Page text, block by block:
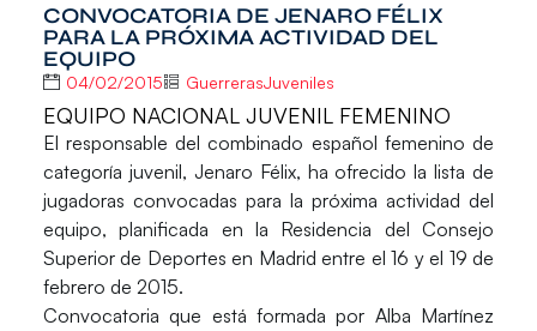
CONVOCATORIA DE JENARO FÉLIX
PARA LA PRÓXIMA ACTIVIDAD DEL
EQUIPO
04/02/2015 GuerrerasJuveniles
EQUIPO NACIONAL JUVENIL FEMENINO
El responsable del combinado español femenino de
categoría juvenil, Jenaro Félix, ha ofrecido la lista de
jugadoras convocadas para la próxima actividad del
equipo, planificada en la Residencia del Consejo
Superior de Deportes en Madrid entre el 16 y el 19 de
febrero de 2015.
Convocatoria que está formada por Alba Martínez